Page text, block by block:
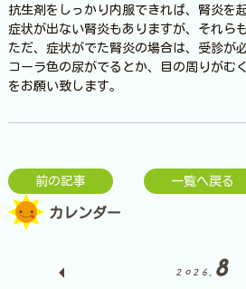
抗生剤をしっかり内服できれば、腎炎を
症状が出ない腎炎もありますが、それら
ただ、症状がでた腎炎の場合は、受診が
コーラ色の尿がでるとか、目の周りがむ
をお願い致します。
前の記事 一覧へ戻る
カレンダー
2026. 8